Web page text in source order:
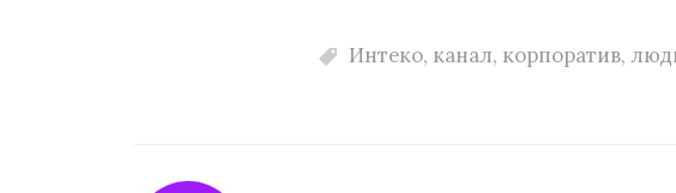
Интеко, канал, корпоратив,